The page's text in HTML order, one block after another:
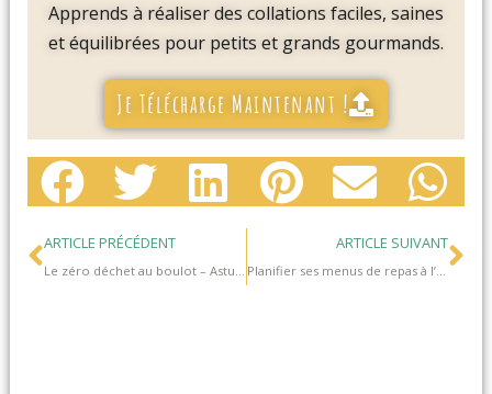
Apprends à réaliser des collations faciles, saines
et équilibrées pour petits et grands gourmands.
Je Télécharge Maintenant !
Précédent
ARTICLE PRÉCÉDENT
Le zéro déchet au boulot – Astuces et conseils pour faire bouger les mentalités sur son lieu de travail
ARTICLE SUIVANT
Planifier ses menus de repas à l’avance (Meal Planning) – 5 applications pour être toujours bien organisé(e) et éviter le gaspillage alimentaire